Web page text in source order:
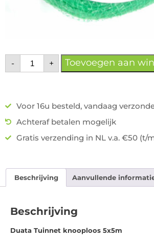
- + Toevoegen aan
Voor 16u besteld, vandaag
Achteraf betalen mogelijk
Gratis verzending in NL v.a. €50 (t/
Beschrijving Aanvullende
Beschrijving
Duata Tuinnet knooploos 5x5m